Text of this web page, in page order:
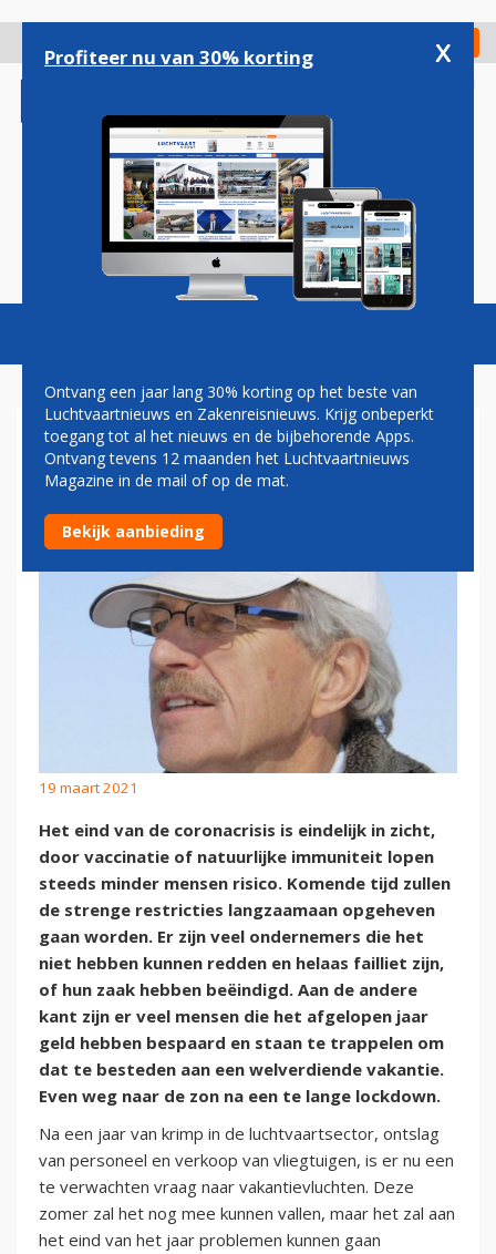
gaan
Check in
Magazine Podcasts Vacatures
PAUL GROVE: VOORBEREIDEN
OP DE TOEKOMST
19 maart 2021
Het eind van de coronacrisis is eindelijk in zicht,
door vaccinatie of natuurlijke immuniteit lopen
steeds minder mensen risico. Komende tijd zullen
de strenge restricties langzaamaan opgeheven
gaan worden. Er zijn veel ondernemers die het
niet hebben kunnen redden en helaas failliet zijn,
of hun zaak hebben beëindigd. Aan de andere
kant zijn er veel mensen die het afgelopen jaar
geld hebben bespaard en staan te trappelen om
dat te besteden aan een welverdiende vakantie.
Even weg naar de zon na een te lange lockdown.
Na een jaar van krimp in de luchtvaartsector, ontslag
van personeel en verkoop van vliegtuigen, is er nu een
te verwachten vraag naar vakantievluchten. Deze
zomer zal het nog mee kunnen vallen, maar het zal aan
het eind van het jaar problemen kunnen gaan
Profiteer nu van 30% korting x
Ontvang een jaar lang 30% korting op het beste van
Luchtvaartnieuws en Zakenreisnieuws. Krijg onbeperkt
toegang tot al het nieuws en de bijbehorende Apps.
Ontvang tevens 12 maanden het Luchtvaartnieuws
Magazine in de mail of op de mat.
Bekijk aanbieding